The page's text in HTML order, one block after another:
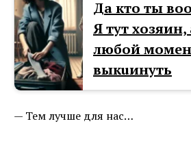
Да кто ты
Я тут хозяин,
любой
выкuинуть
— Тем лучше для нас…